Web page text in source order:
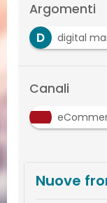
Argomenti
D
digital
Canali
Nuove